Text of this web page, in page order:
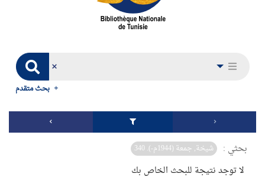
بحث متقدم
بحثي : شيخة, جمعة (1944م-). 340
لا توجد نتيجة للبحث الخاص بك